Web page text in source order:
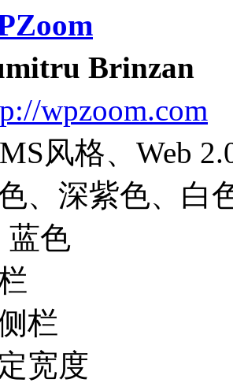
Brinzan
wpzoom.com
风格、Web
、深紫色、白
蓝色
栏
宽度